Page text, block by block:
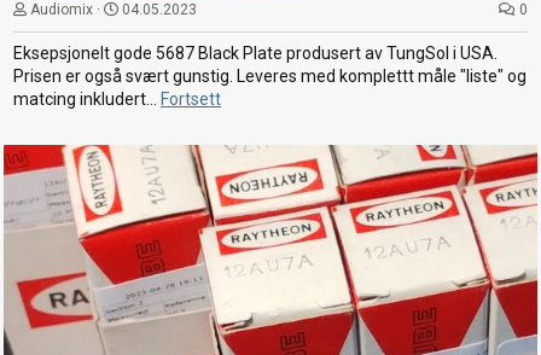
Audiomix 04.05.2023 0
Eksepsjonelt gode 5687 Black Plate produsert av TungSol i USA.
Prisen er også svært gunstig. Leveres med komplettt måle "liste" og
matcing inkludert... Fortsett